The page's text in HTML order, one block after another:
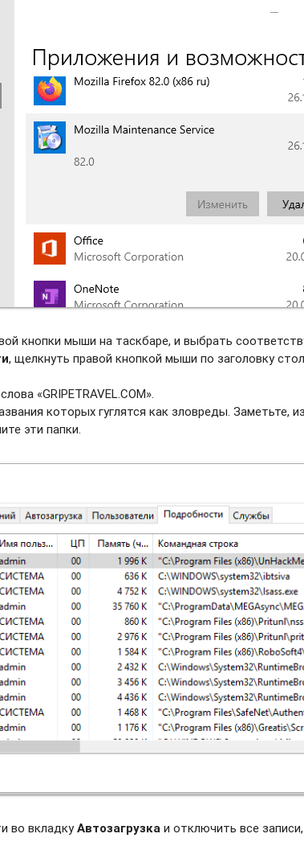
кнопки мыши на таскбаре, и выбрать
, щелкнуть правой кнопкой мыши по заголовку
«GRIPETRAVEL.COM».
которых гуглятся как зловреды. Заметьте,
эти папки.
во вкладкуАвтозагрузка и отключить все